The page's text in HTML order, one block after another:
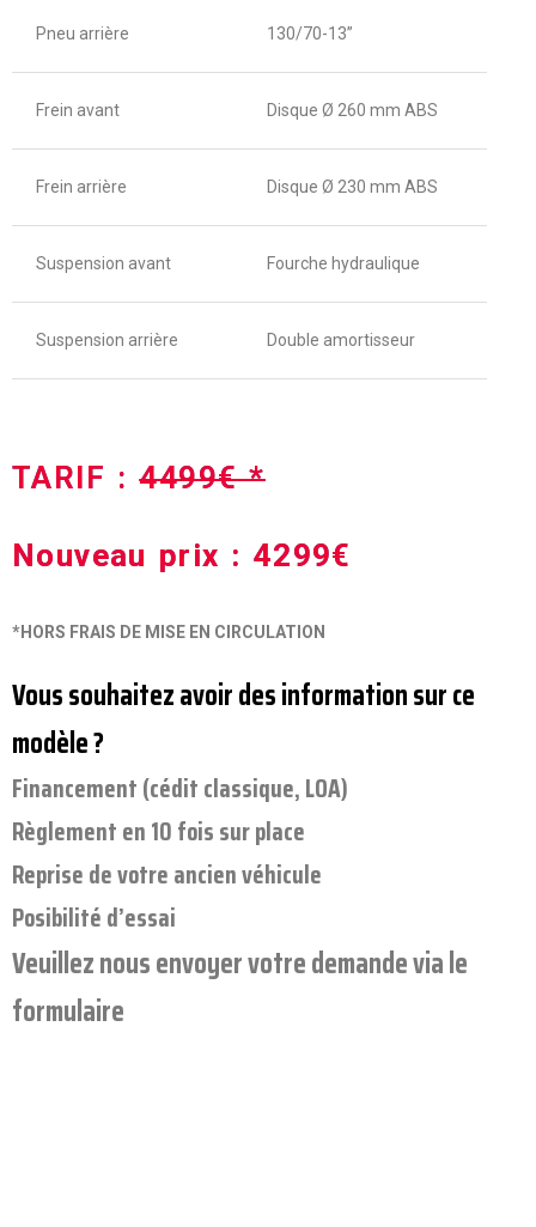
Pneu arrière 130/70-13’’
Frein avant Disque Ø 260 mm ABS
Frein arrière Disque Ø 230 mm ABS
Suspension avant Fourche hydraulique
Suspension arrière Double amortisseur
TARIF :4499€ *
Nouveau prix : 4299€
*HORS FRAIS DE MISE EN CIRCULATION
Vous souhaitez avoir des information sur ce
modèle ?
Financement (cédit classique, LOA)
Règlement en 10 fois sur place
Reprise de votre ancien véhicule
Posibilité d’essai
Veuillez nous envoyer votre demande via le
formulaire